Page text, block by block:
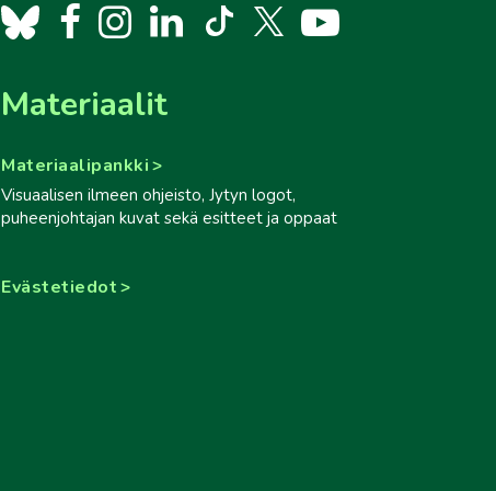
Materiaalit
Materiaalipankki
Visuaalisen ilmeen ohjeisto, Jytyn logot,
puheenjohtajan kuvat sekä esitteet ja oppaat
Evästetiedot